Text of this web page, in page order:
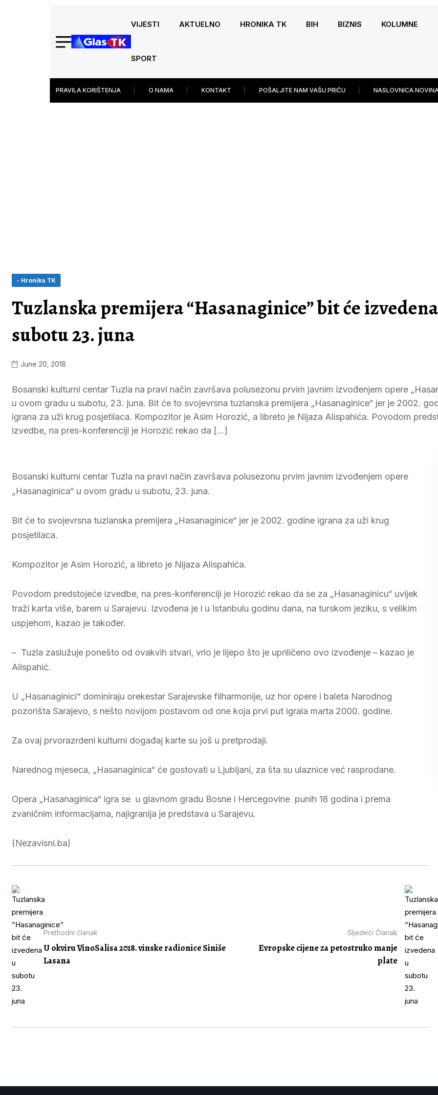
VIJESTI AKTUELNO HRONIKA TK BIH BIZNIS KOLUMNE
SPORT
PRAVILA KORIŠTENJA O NAMA KONTAKT POŠALJITE NAM VAŠU PRIČU NASLOVNICA
- Hronika TK
Tuzlanska premijera “Hasanaginice” bit će
subotu 23. juna
June 20, 2018
Bosanski kulturni centar Tuzla na pravi način završava polusezonu prvim javnim izvođenjem opere
u ovom gradu u subotu, 23. juna. Bit će to svojevrsna tuzlanska premijera „Hasanaginice“ jer je 2002.
igrana za uži krug posjetilaca. Kompozitor je Asim Horozić, a libreto je Nijaza Alispahića. Povodom
izvedbe, na pres-konferenciji je Horozić rekao da […]
Bosanski kulturni centar Tuzla na pravi način završava polusezonu prvim javnim izvođenjem opere
„Hasanaginica“ u ovom gradu u subotu, 23. juna.
Bit će to svojevrsna tuzlanska premijera „Hasanaginice“ jer je 2002. godine igrana za uži krug
posjetilaca.
Kompozitor je Asim Horozić, a libreto je Nijaza Alispahića.
Povodom predstojeće izvedbe, na pres-konferenciji je Horozić rekao da se za „Hasanaginicu“ uvijek
traži karta više, barem u Sarajevu. Izvođena je i u Istanbulu godinu dana, na turskom jeziku, s velikim
uspjehom, kazao je također.
– Tuzla zaslužuje ponešto od ovakvih stvari, vrlo je lijepo što je upriličeno ovo izvođenje – kazao je
Alispahić.
U „Hasanaginici“ dominiraju orekestar Sarajevske filharmonije, uz hor opere i baleta Narodnog
pozorišta Sarajevo, s nešto novijom postavom od one koja prvi put igrala marta 2000. godine.
Za ovaj prvorazrdeni kulturni događaj karte su još u pretprodaji.
Narednog mjeseca, „Hasanaginica“ će gostovati u Ljubljani, za šta su ulaznice već rasprodane.
Opera „Hasanaginica“ igra se u glavnom gradu Bosne i Hercegovine punih 18 godina i prema
zvaničnim informacijama, najigranija je predstava u Sarajevu.
(Nezavisni.ba)
Prethodni članak
U okviru VinoSalisa 2018. vinske radionice Siniše
Lasana
Sljedeći Članak
Evropske cijene za petostruko manje
plate